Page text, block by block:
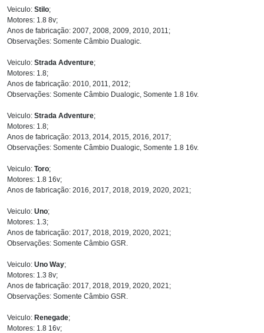
Veiculo: Stilo;
Motores: 1.8 8v;
Anos de fabricação: 2007, 2008, 2009, 2010, 2011;
Observações: Somente Câmbio Dualogic.
Veiculo: Strada Adventure;
Motores: 1.8;
Anos de fabricação: 2010, 2011, 2012;
Observações: Somente Câmbio Dualogic, Somente 1.8 16v.
Veiculo: Strada Adventure;
Motores: 1.8;
Anos de fabricação: 2013, 2014, 2015, 2016, 2017;
Observações: Somente Câmbio Dualogic, Somente 1.8 16v.
Veiculo: Toro;
Motores: 1.8 16v;
Anos de fabricação: 2016, 2017, 2018, 2019, 2020, 2021;
Veiculo: Uno;
Motores: 1.3;
Anos de fabricação: 2017, 2018, 2019, 2020, 2021;
Observações: Somente Câmbio GSR.
Veiculo: Uno Way;
Motores: 1.3 8v;
Anos de fabricação: 2017, 2018, 2019, 2020, 2021;
Observações: Somente Câmbio GSR.
Veiculo: Renegade;
Motores: 1.8 16v;